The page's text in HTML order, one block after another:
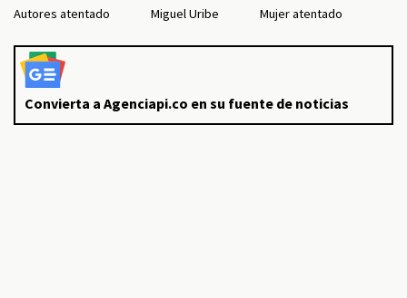
Autores atentado
Miguel Uribe Mujer atentado
Convierta a Agenciapi.co en su fuente de noticias